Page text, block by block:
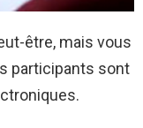
être, mais vous
participants sont